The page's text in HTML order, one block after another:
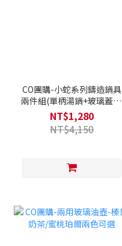
CO團購-小蛇系列鑄造鍋具
兩件組(單柄湯鍋+玻璃蓋16
公分)
NT$1,280
NT$4,150